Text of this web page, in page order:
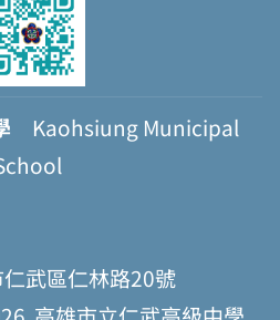
Kaohsiung Municipal
武區仁林路20號